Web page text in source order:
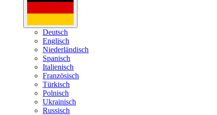
Deutsch
Englisch
Niederländisch
Spanisch
Italienisch
Französisch
Türkisch
Polnisch
Ukrainisch
Russisch